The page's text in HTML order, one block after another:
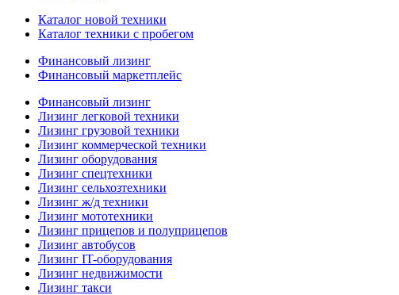
Каталог новой техники
Каталог техники с пробегом
Финансовый лизинг
Финансовый маркетплейс
Финансовый лизинг
Лизинг легковой техники
Лизинг грузовой техники
Лизинг коммерческой техники
Лизинг оборудования
Лизинг спецтехники
Лизинг сельхозтехники
Лизинг ж/д техники
Лизинг мототехники
Лизинг прицепов и полуприцепов
Лизинг автобусов
Лизинг IT-оборудования
Лизинг недвижимости
Лизинг такси